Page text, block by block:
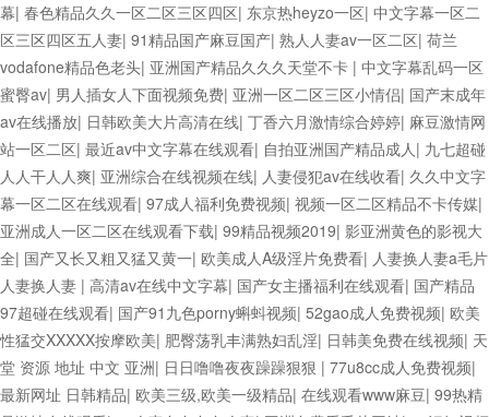
幕| 春色精品久久一区二区三区四区| 东京热heyzo一区| 中文字幕一区二
区三区四区五人妻| 91精品国产麻豆国产| 熟人人妻av一区二区| 荷兰
vodafone精品色老头| 亚洲国产精品久久久天堂不卡 | 中文字幕乱码一区
蜜臀av| 男人插女人下面视频免费| 亚洲一区二区三区小情侣| 国产末成年
av在线播放| 日韩欧美大片高清在线| 丁香六月激情综合婷婷| 麻豆激情网
站一区二区| 最近av中文字幕在线观看| 自拍亚洲国产精品成人| 九七超碰
人人干人人爽| 亚洲综合在线视频在线| 人妻侵犯av在线收看| 久久中文字
幕一区二区在线观看| 97成人福利免费视频| 视频一区二区精品不卡传媒|
亚洲成人一区二区在线观看下载| 99精品视频2019| 影亚洲黄色的影视大
全| 国产又长又粗又猛又黄一| 欧美成人A级淫片免费看| 人妻换人妻a毛片
人妻换人妻 | 高清av在线中文字幕| 国产女主播福利在线观看| 国产精品
97超碰在线观看| 国产91九色porny蝌蚪视频| 52gao成人免费视频| 欧美
性猛交XXXXX按摩欧美| 肥臀荡乳丰满熟妇乱淫| 日韩美免费在线视频| 天
堂 资源 地址 中文 亚洲| 日日噜噜夜夜躁躁狠狠 | 77u8cc成人免费视频|
最新网址 日韩精品| 欧美三级,欧美一级精品| 在线观看www麻豆| 99热精